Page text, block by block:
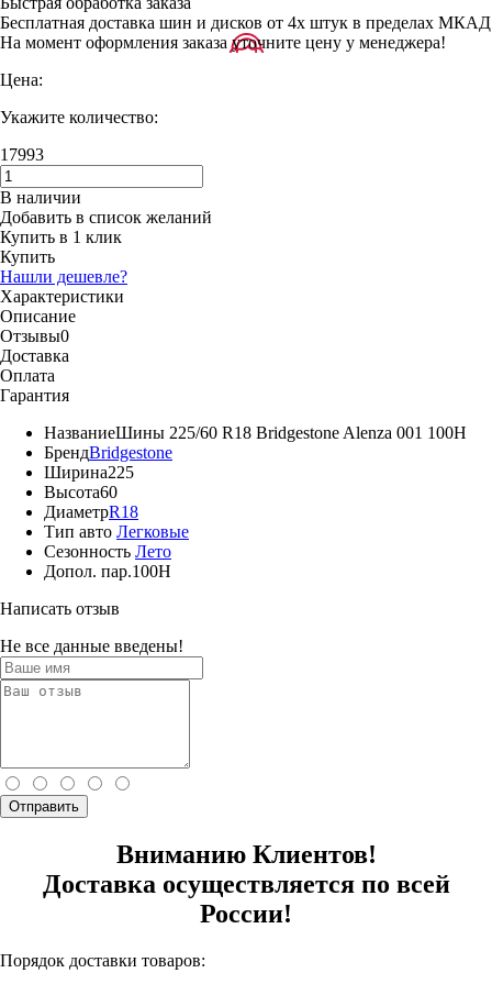
Бесплатная доставка шин и дисков от 4х штук в пределах МКАД
На момент оформления заказа уточните цену у менеджера!
Цена:
Укажите количество:
17993
В наличии
Добавить в список желаний
Купить в 1 клик
Купить
Нашли дешевле?
Характеристики
Описание
Отзывы0
Доставка
Оплата
Гарантия
НазваниеШины 225/60 R18 Bridgestone Alenza 001 100H
БрендBridgestone
Ширина225
Высота60
ДиаметрR18
Тип авто Легковые
Сезонность Лето
Допол. пар.100H
Написать отзыв
Не все данные введены!
Отправить
Вниманию Клиентов!
Доставка осуществляется по всей
России!
Порядок доставки товаров: